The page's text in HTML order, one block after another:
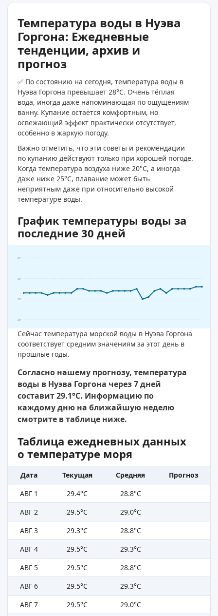
Температура воды в Нуэва
Горгона: Ежедневные
тенденции, архив и
прогноз
✅ По состоянию на сегодня, температура воды в
Нуэва Горгона превышает 28°C. Очень тёплая
вода, иногда даже напоминающая по ощущениям
ванну. Купание остаётся комфортным, но
освежающий эффект практически отсутствует,
особенно в жаркую погоду.
Важно отметить, что эти советы и рекомендации
по купанию действуют только при хорошей погоде.
Когда температура воздуха ниже 20°C, а иногда
даже ниже 25°C, плавание может быть
неприятным даже при относительно высокой
температуре воды.
График температуры воды за
последние 30 дней
28°
29°
30°
31°
Сейчас температура морской воды в Нуэва Горгона
соответствует средним значениям за этот день в
прошлые годы.
Согласно нашему прогнозу, температура
воды в Нуэва Горгона через 7 дней
составит 29.1°C. Информацию по
каждому дню на ближайшую неделю
смотрите в таблице ниже.
Таблица ежедневных данных
о температуре моря
Дата Текущая Средняя
Прогноз
АВГ 1
29.4°C
28.8°C
АВГ 2
29.5°C
29.0°C
АВГ 3
29.3°C
28.8°C
АВГ 4
29.5°C
29.3°C
АВГ 5
29.5°C
28.8°C
АВГ 6
29.5°C
29.3°C
АВГ 7
29.5°C 29.0°C